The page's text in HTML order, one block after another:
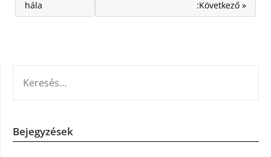
hála
:Következő »
Bejegyzések